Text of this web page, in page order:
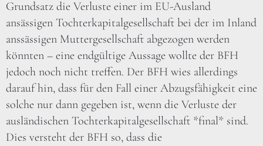
Grundsatz die Verluste einer im EU-Ausland
ansässigen Tochterkapitalgesellschaft bei der im Inland
anssässigen Muttergesellschaft abgezogen werden
könnten – eine endgültige Aussage wollte der BFH
jedoch noch nicht treffen. Der BFH wies allerdings
darauf hin, dass für den Fall einer Abzugsfähigkeit eine
solche nur dann gegeben ist, wenn die Verluste der
ausländischen Tochterkapitalgesellschaft *final* sind.
Dies versteht der BFH so, dass die